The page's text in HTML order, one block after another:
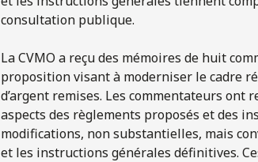
consultation publique.
La CVMO a reçu des mémoires de huit
proposition visant à moderniser le cadre
d’argent remises. Les commentateurs ont
aspects des règlements proposés et des
modifications, non substantielles, mais
et les instructions générales définitives.